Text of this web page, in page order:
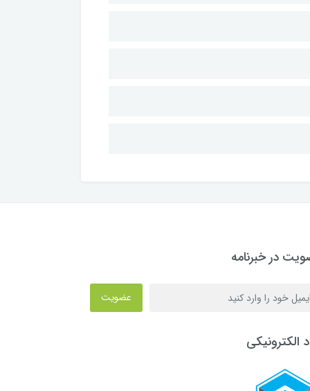
در خبرنامه
عضویت
الکترونیکی